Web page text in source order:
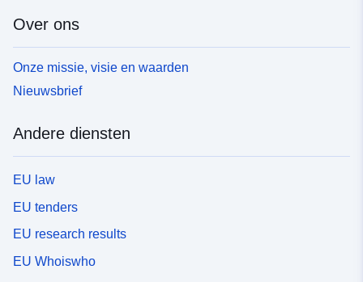
Over ons
Onze missie, visie en waarden
Nieuwsbrief
Andere diensten
EU law
EU tenders
EU research results
EU Whoiswho